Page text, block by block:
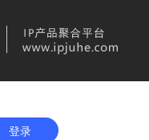
IP城市列表 服务
登录